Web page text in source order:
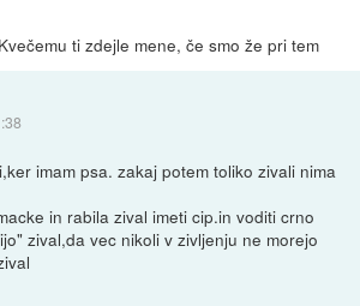
ti zdejle mene, če smo že pri tem
imam psa. zakaj potem toliko zivali nima
in rabila zival imeti cip.in voditi crno
zival,da vec nikoli v zivljenju ne morejo